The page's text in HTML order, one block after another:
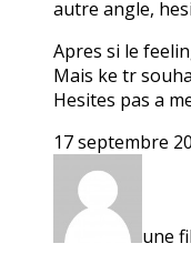
autre angle,
Apres si le
Mais ke tr
Hesites pas a
17 septembre
une